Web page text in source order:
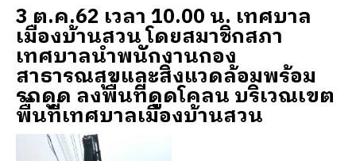
3 ต.ค.62 เวลา 10.00 น. เทศบาล
เมืองบ้านสวน โดยสมาชิกสภา
เทศบาลนำพนักงานกอง
สาธารณสุขและสิ่งแวดล้อมพร้อม
รถดูด ลงพื้นที่ดูดโคลน บริเวณเขต
พื้นที่เทศบาลเมืองบ้านสวน